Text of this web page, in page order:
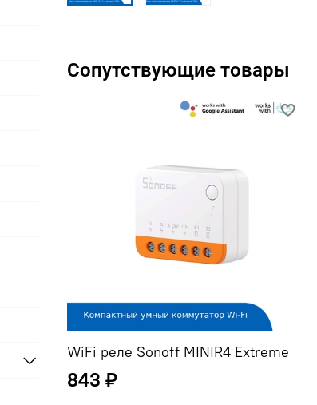
Сопутствующие товары
WiFi реле Sonoff MINIR4 Extreme
843 ₽